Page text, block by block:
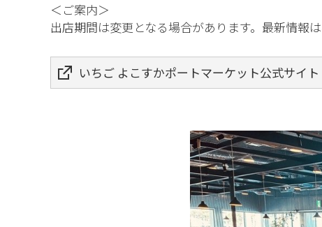
＜ご案内＞
出店期間は変更となる場合があります。最新情報
いちご よこすかポートマーケット公式サイト